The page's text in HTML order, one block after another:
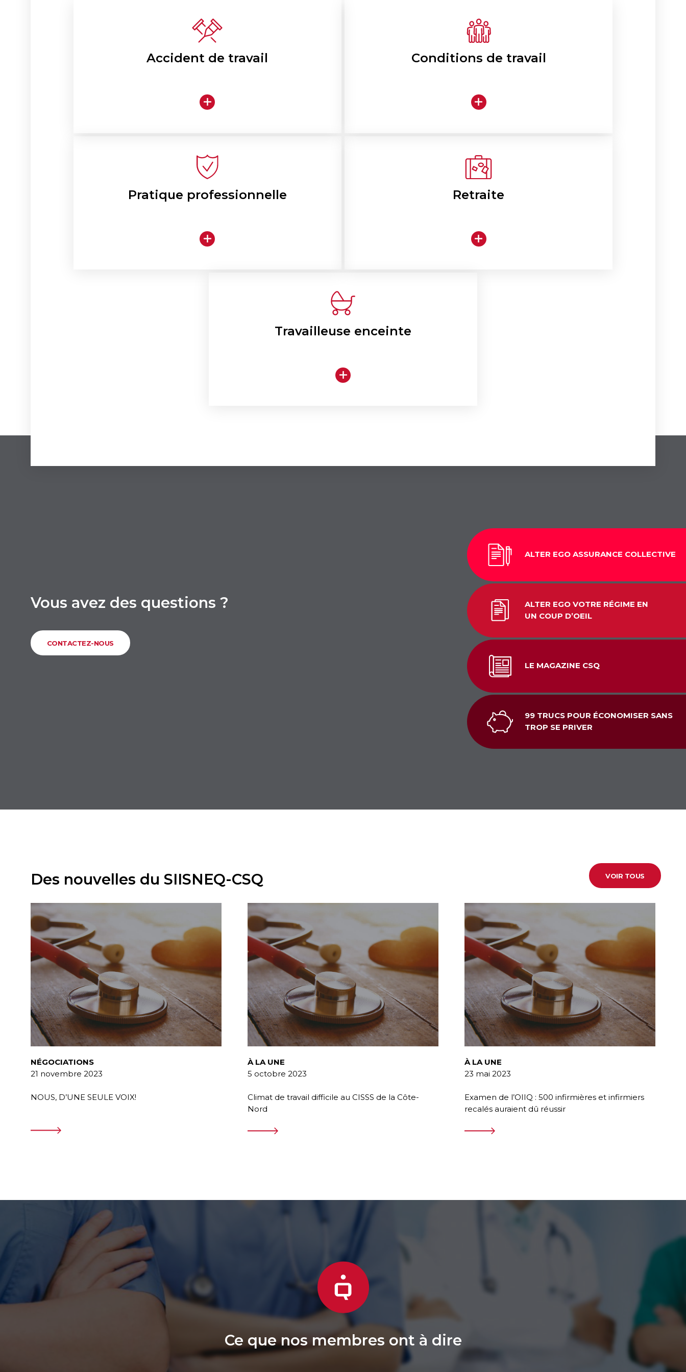
Accident de travail Conditions de travail
Pratique professionnelle Retraite
Travailleuse enceinte
Vous avez des questions ?
CONTACTEZ-NOUS
ALTER EGO ASSURANCE COLLECTIVE
ALTER EGO VOTRE RÉGIME EN
UN COUP D’OEIL
LE MAGAZINE CSQ
99 TRUCS POUR ÉCONOMISER SANS
TROP SE PRIVER
Des nouvelles du SIISNEQ-CSQ VOIR TOUS
NÉGOCIATIONS
21 novembre 2023
NOUS, D’UNE SEULE VOIX!
À LA UNE
5 octobre 2023
Climat de travail difficile au CISSS de la Côte-
Nord
À LA UNE
23 mai 2023
Examen de l’OIIQ : 500 infirmières et infirmiers
recalés auraient dû réussir
Ce que nos membres ont à dire
Nous avons la chance d’être encore bien représenté-e-s par une équipe dévouée pour